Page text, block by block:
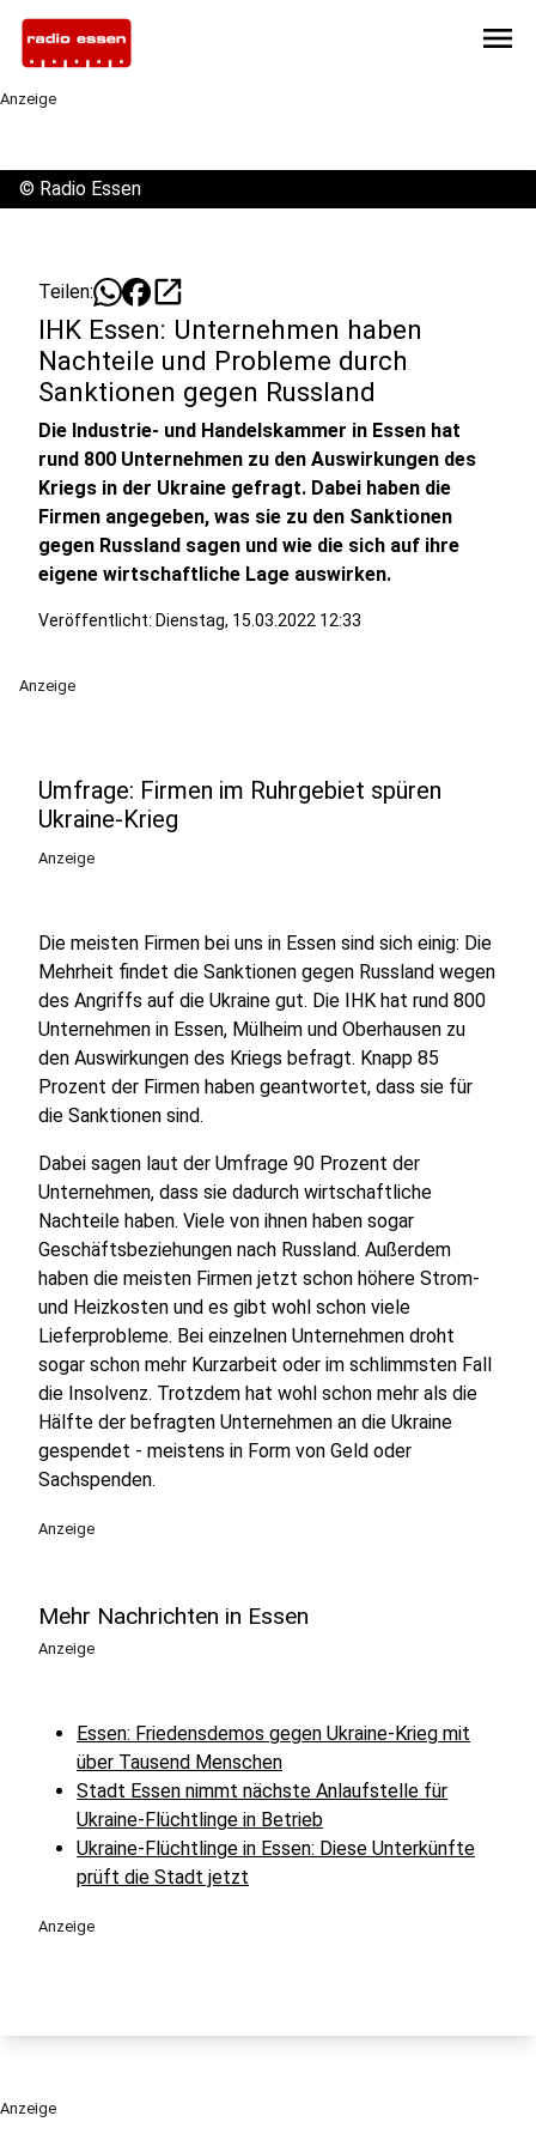
menu
Anzeige
© Radio Essen
Teilen: open_in_new
IHK Essen: Unternehmen haben
Nachteile und Probleme durch
Sanktionen gegen Russland
Die Industrie- und Handelskammer in Essen hat
rund 800 Unternehmen zu den Auswirkungen des
Kriegs in der Ukraine gefragt. Dabei haben die
Firmen angegeben, was sie zu den Sanktionen
gegen Russland sagen und wie die sich auf ihre
eigene wirtschaftliche Lage auswirken.
Veröffentlicht: Dienstag, 15.03.2022 12:33
Anzeige
Umfrage: Firmen im Ruhrgebiet spüren
Ukraine-Krieg
Anzeige
Die meisten Firmen bei uns in Essen sind sich einig: Die
Mehrheit findet die Sanktionen gegen Russland wegen
des Angriffs auf die Ukraine gut. Die IHK hat rund 800
Unternehmen in Essen, Mülheim und Oberhausen zu
den Auswirkungen des Kriegs befragt. Knapp 85
Prozent der Firmen haben geantwortet, dass sie für
die Sanktionen sind.
Dabei sagen laut der Umfrage 90 Prozent der
Unternehmen, dass sie dadurch wirtschaftliche
Nachteile haben. Viele von ihnen haben sogar
Geschäftsbeziehungen nach Russland. Außerdem
haben die meisten Firmen jetzt schon höhere Strom-
und Heizkosten und es gibt wohl schon viele
Lieferprobleme. Bei einzelnen Unternehmen droht
sogar schon mehr Kurzarbeit oder im schlimmsten Fall
die Insolvenz. Trotzdem hat wohl schon mehr als die
Hälfte der befragten Unternehmen an die Ukraine
gespendet - meistens in Form von Geld oder
Sachspenden.
Anzeige
Mehr Nachrichten in Essen
Anzeige
Essen: Friedensdemos gegen Ukraine-Krieg mit
über Tausend Menschen
Stadt Essen nimmt nächste Anlaufstelle für
Ukraine-Flüchtlinge in Betrieb
Ukraine-Flüchtlinge in Essen: Diese Unterkünfte
prüft die Stadt jetzt
Anzeige
Anzeige